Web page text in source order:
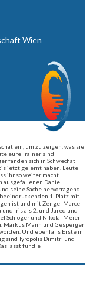
Wien
ein, um zu zeigen, was sie
eure Trainer sind
fanden sich in Schwechat
jetzt gelernt haben. Leute
ihr so weiter macht.
ausgefallenen Daniel
seine Sache hervorragend
1. Platz mit
ist und mit Zengel Marcel
Iris als 2. und Jared und
Schlöger und Nikolai Meier
Markus Mann und Gesperger
Und ebenfalls Erste in
sind Tyropolis Dimitri und
lässt für die